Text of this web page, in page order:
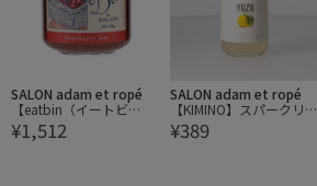
SALON adam et ropé
【eatbin（イートビ
ン）】Strawberry Jam/
ストロベリー
¥1,512
SALON adam et ropé
【KIMINO】スパークリン
グジュース YUZU
¥389